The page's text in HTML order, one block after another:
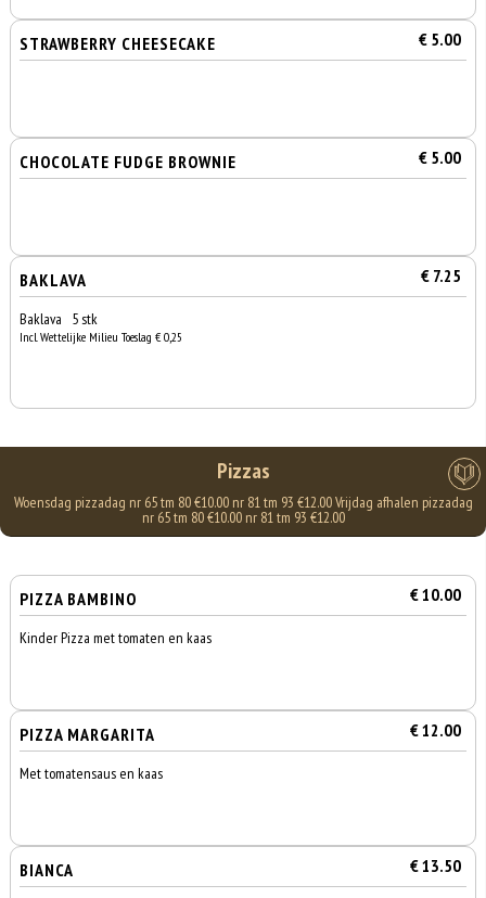
STRAWBERRY CHEESECAKE € 5.00
CHOCOLATE FUDGE BROWNIE € 5.00
BAKLAVA € 7.25
Baklava 5 stk
Incl. Wettelijke Milieu Toeslag € 0,25
Pizzas
Woensdag pizzadag nr 65 tm 80 €10.00 nr 81 tm 93 €12.00 Vrijdag afhalen pizzadag
nr 65 tm 80 €10.00 nr 81 tm 93 €12.00
PIZZA BAMBINO € 10.00
Kinder Pizza met tomaten en kaas
PIZZA MARGARITA € 12.00
Met tomatensaus en kaas
BIANCA € 13.50